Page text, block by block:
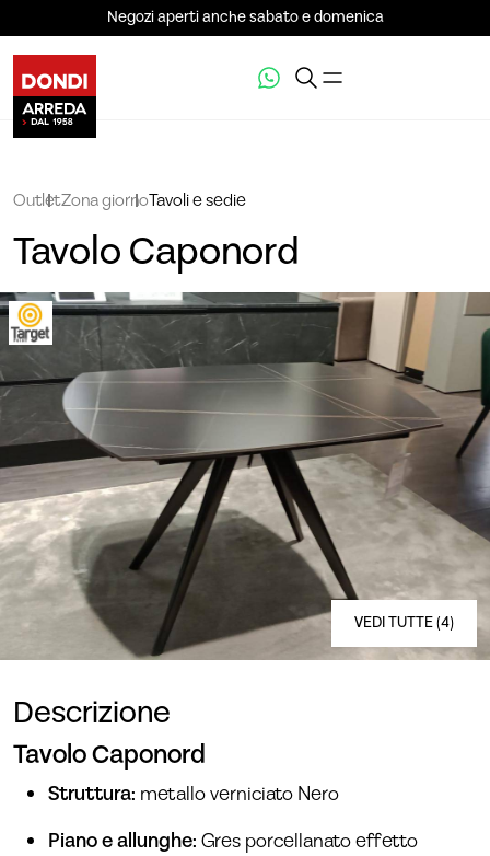
Negozi aperti anche sabato e domenica
OutletZona giornoTavoli e sedie
Tavolo Caponord
VEDI TUTTE (4)
Descrizione
Tavolo Caponord
Struttura: metallo verniciato Nero
Piano e allunghe: Gres porcellanato effetto